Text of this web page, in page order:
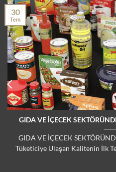
GIDA VE İÇECEK
GIDA VE İÇECEK
Tüketiciye Ulaşan Kalitenin İlk
30
Tem